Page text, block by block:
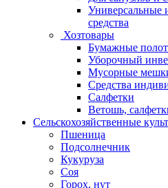
средства
Хозтовары
Бумажные
Уборочный
Мусорные
Средства
Салфетки
Ветошь,
Сельскохозяйственные
Пшеница
Подсолнечник
Кукуруза
Соя
Горох, нут